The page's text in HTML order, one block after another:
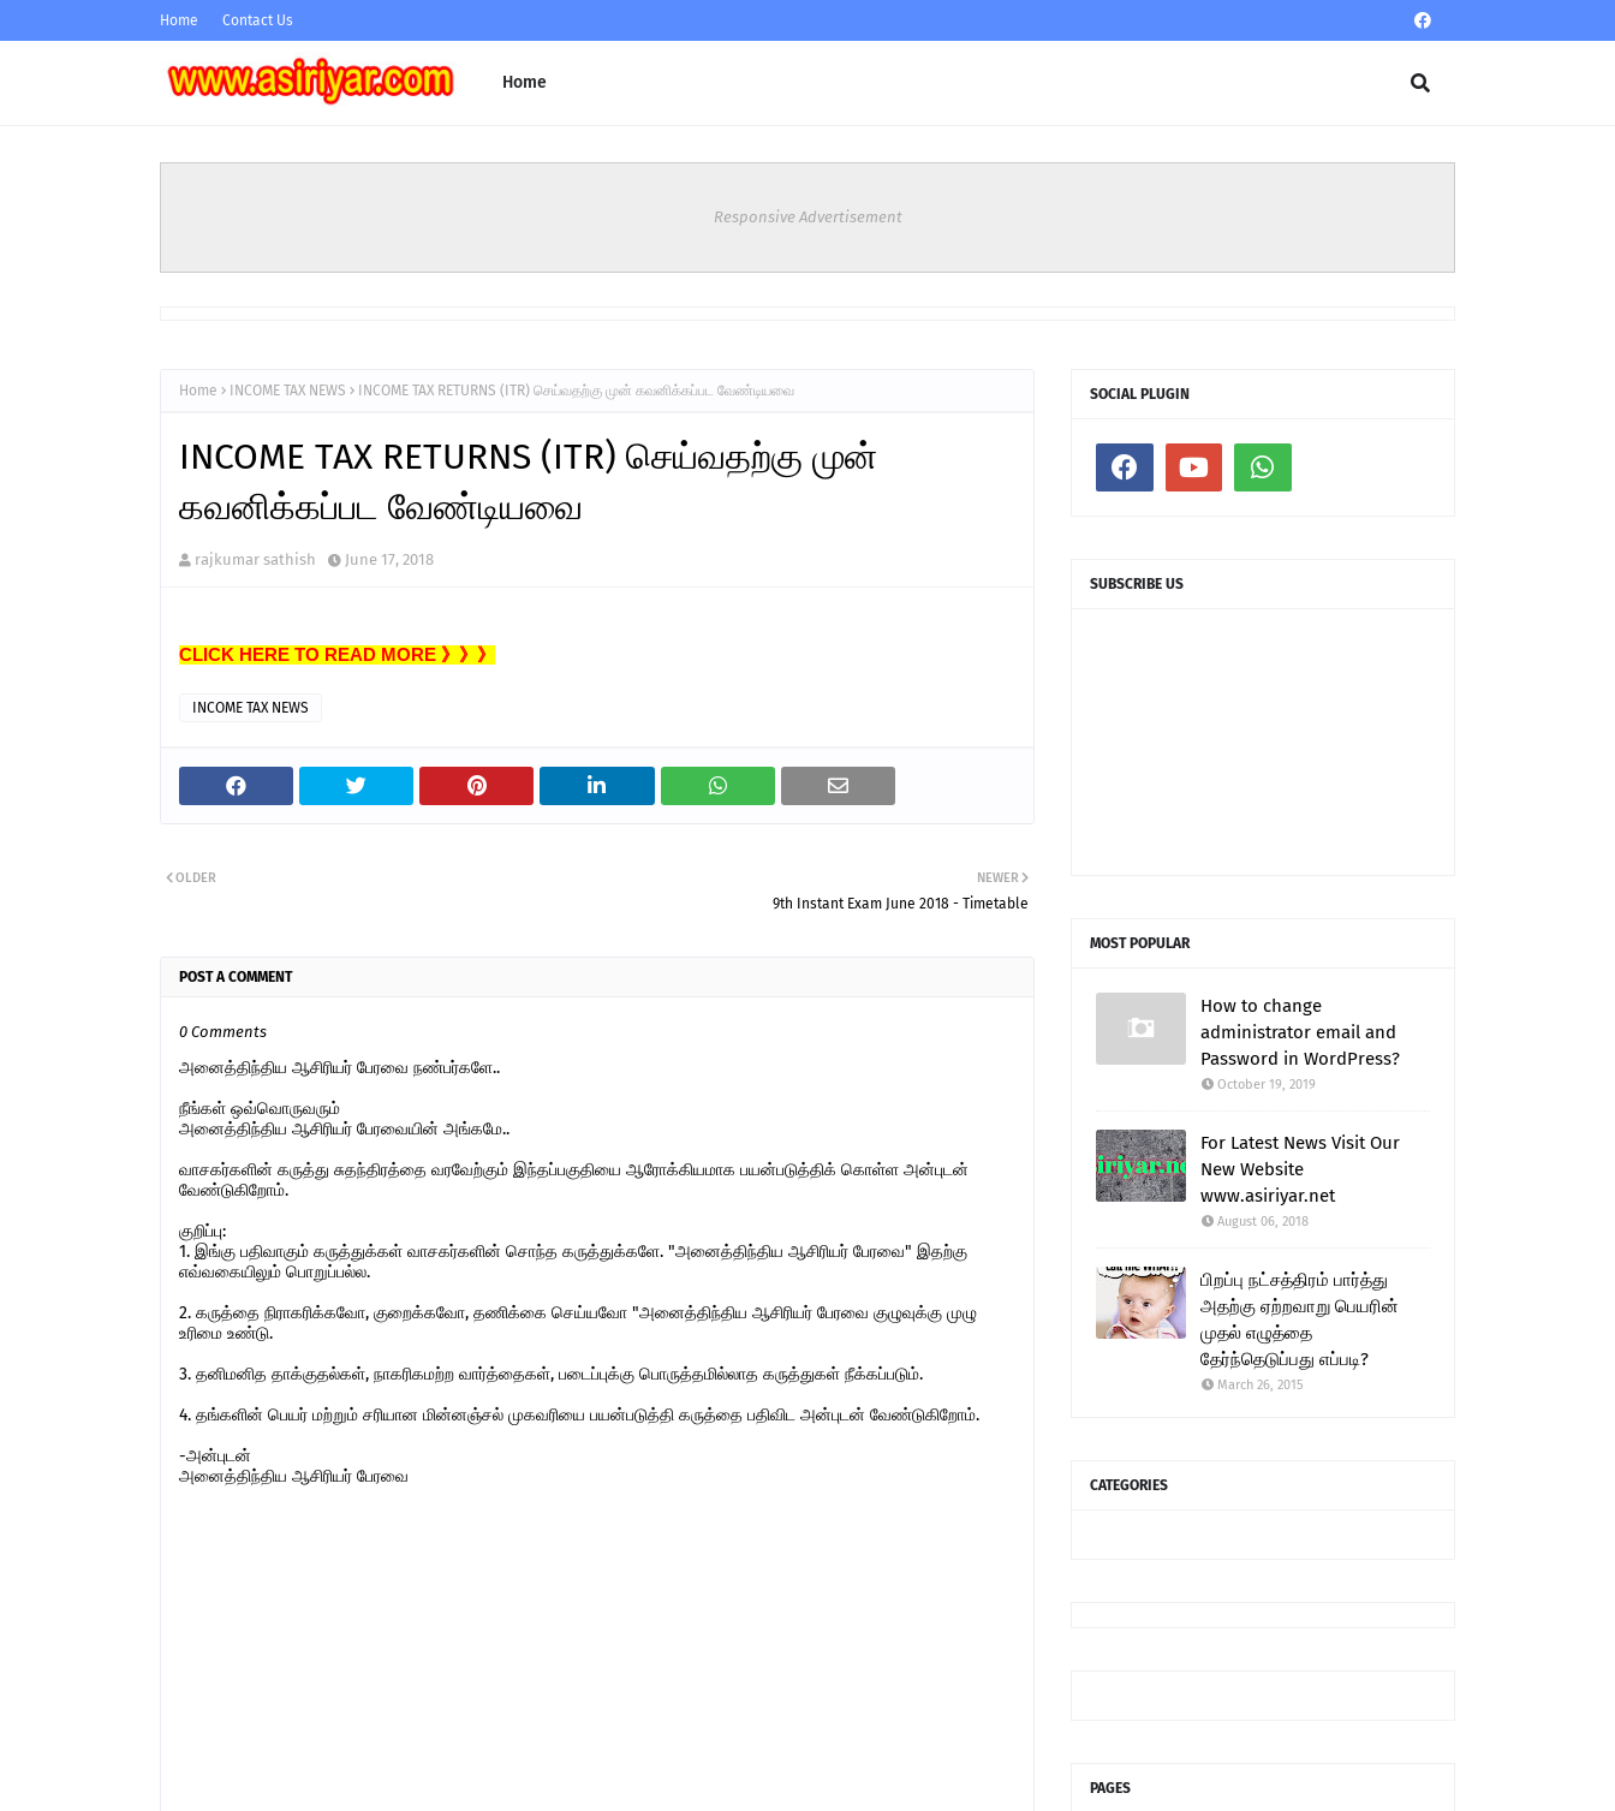
Home Contact Us
Home
Responsive Advertisement
Home INCOME TAX NEWS INCOME TAX RETURNS (ITR) செய்வதற்கு முன் கவனிக்கப்பட வேண்டியவை
INCOME TAX RETURNS (ITR) செய்வதற்கு முன்
கவனிக்கப்பட வேண்டியவை
rajkumar sathish June 17, 2018
CLICK HERE TO READ MORE 》》》
INCOME TAX NEWS
NEWER
9th Instant Exam June 2018 - Timetable
OLDER
POST A COMMENT
0 Comments
அனைத்திந்திய ஆசிரியர் பேரவை நண்பர்களே..
நீங்கள் ஒவ்வொருவரும்
அனைத்திந்திய ஆசிரியர் பேரவையின் அங்கமே..
வாசகர்களின் கருத்து சுதந்திரத்தை வரவேற்கும் இந்தப்பகுதியை ஆரோக்கியமாக பயன்படுத்திக் கொள்ள அன்புடன்
வேண்டுகிறோம்.
குறிப்பு:
1. இங்கு பதிவாகும் கருத்துக்கள் வாசகர்களின் சொந்த கருத்துக்களே. "அனைத்திந்திய ஆசிரியர் பேரவை" இதற்கு
எவ்வகையிலும் பொறுப்பல்ல.
2. கருத்தை நிராகரிக்கவோ, குறைக்கவோ, தணிக்கை செய்யவோ "அனைத்திந்திய ஆசிரியர் பேரவை குழுவுக்கு முழு
உரிமை உண்டு.
3. தனிமனித தாக்குதல்கள், நாகரிகமற்ற வார்த்தைகள், படைப்புக்கு பொருத்தமில்லாத கருத்துகள் நீக்கப்படும்.
4. தங்களின் பெயர் மற்றும் சரியான மின்னஞ்சல் முகவரியை பயன்படுத்தி கருத்தை பதிவிட அன்புடன் வேண்டுகிறோம்.
-அன்புடன்
அனைத்திந்திய ஆசிரியர் பேரவை
SOCIAL PLUGIN
SUBSCRIBE US
MOST POPULAR
How to change
administrator email and
Password in WordPress?
October 19, 2019
For Latest News Visit Our
New Website
www.asiriyar.net
August 06, 2018
பிறப்பு நட்சத்திரம் பார்த்து
அதற்கு ஏற்றவாறு பெயரின்
முதல் எழுத்தை
தேர்ந்தெடுப்பது எப்படி?
March 26, 2015
CATEGORIES
PAGES